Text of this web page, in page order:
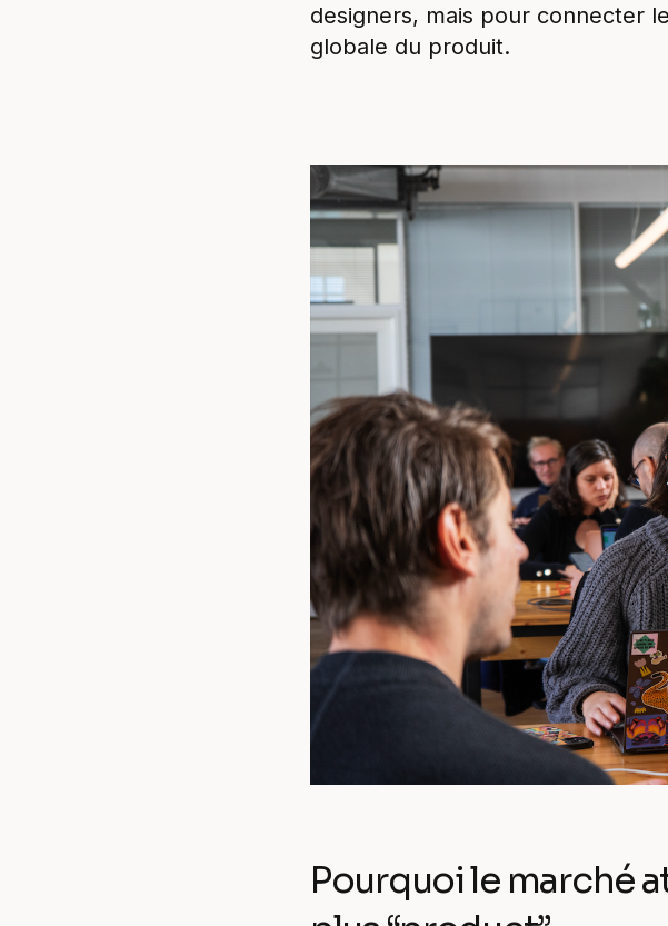
designers, mais pour connecter
globale du produit.
Pourquoi le marché